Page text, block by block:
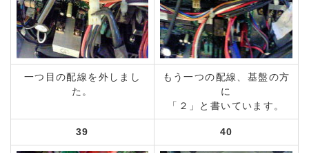
一つ目の配線を外しまし
た。
もう一つの配線、基盤の方
に
「２」と書いています。
39 40